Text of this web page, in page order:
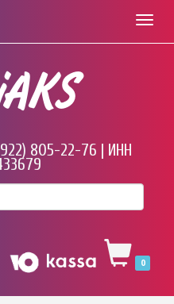
805-22-76 | ИНН
0